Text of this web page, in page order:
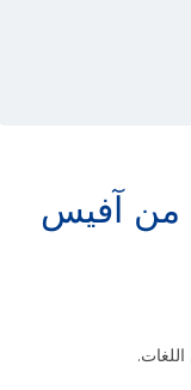
من آفيس